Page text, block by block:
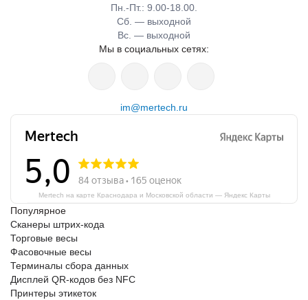
Пн.-Пт.: 9.00-18.00.
Сб. — выходной
Вс. — выходной
Мы в социальных сетях:
im@mertech.ru
Mertech на карте Краснодара и Московской области — Яндекс Карты
Популярное
Сканеры штрих-кода
Торговые весы
Фасовочные весы
Терминалы сбора данных
Дисплей QR-кодов без NFC
Принтеры этикеток